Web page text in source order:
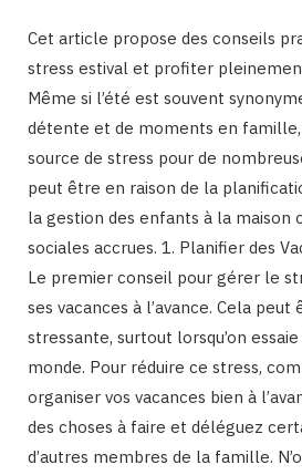
Cet article propose des conseils
stress estival et profiter
Même si l’été est souvent
détente et de moments en
source de stress pour de
peut être en raison de la
la gestion des enfants à la maison
sociales accrues. 1. Planifier des
Le premier conseil pour gérer le
ses vacances à l’avance. Cela
stressante, surtout lorsqu’on
monde. Pour réduire ce stress,
organiser vos vacances bien à
des choses à faire et déléguez
d’autres membres de la famille.